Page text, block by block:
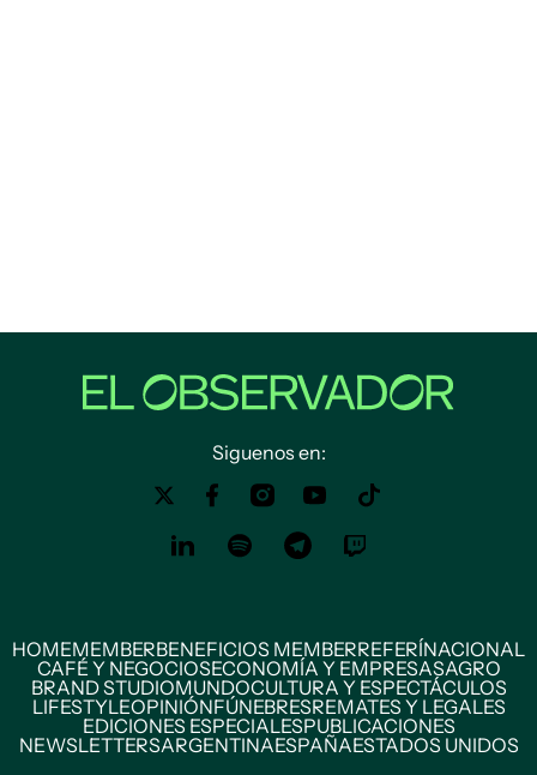
Siguenos en:
HOMEMEMBERBENEFICIOS MEMBERREFERÍNACIONAL
CAFÉ Y NEGOCIOSECONOMÍA Y EMPRESASAGRO
BRAND STUDIOMUNDOCULTURA Y ESPECTÁCULOS
LIFESTYLEOPINIÓNFÚNEBRESREMATES Y LEGALES
EDICIONES ESPECIALESPUBLICACIONES
NEWSLETTERSARGENTINAESPAÑAESTADOS UNIDOS